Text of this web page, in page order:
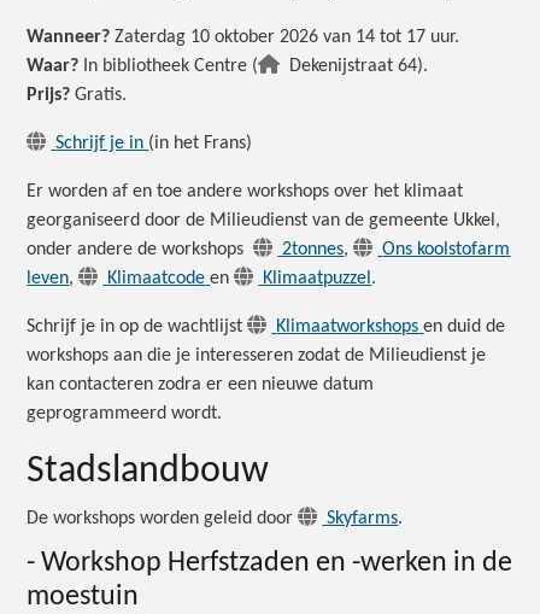
Wanneer? Zaterdag 10 oktober 2026 van 14 tot 17 uur.
Waar? In bibliotheek Centre (
Dekenijstraat 64).
Prijs? Gratis.
Schrijf je in (in het Frans)
Er worden af en toe andere workshops over het klimaat
georganiseerd door de Milieudienst van de gemeente Ukkel,
onder andere de workshops
2tonnes,
Ons koolstofarm
leven, Klimaatcode en Klimaatpuzzel .
Schrijf je in op de wachtlijst Klimaatworkshopsen duid de
workshops aan die je interesseren zodat de Milieudienst je
kan contacteren zodra er een nieuwe datum
geprogrammeerd wordt.
Stadslandbouw
De workshops worden geleid door Skyfarms.
- Workshop Herfstzaden en -werken in de
moestuin